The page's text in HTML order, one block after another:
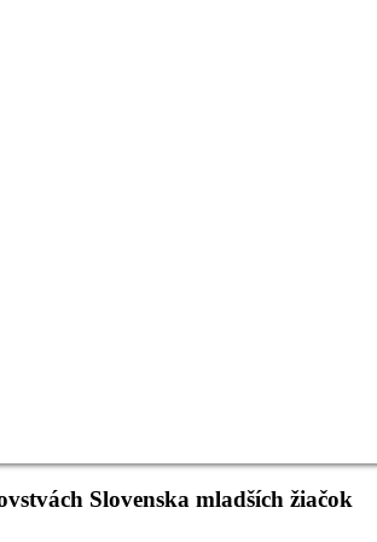
Slovenska mladších žiačok